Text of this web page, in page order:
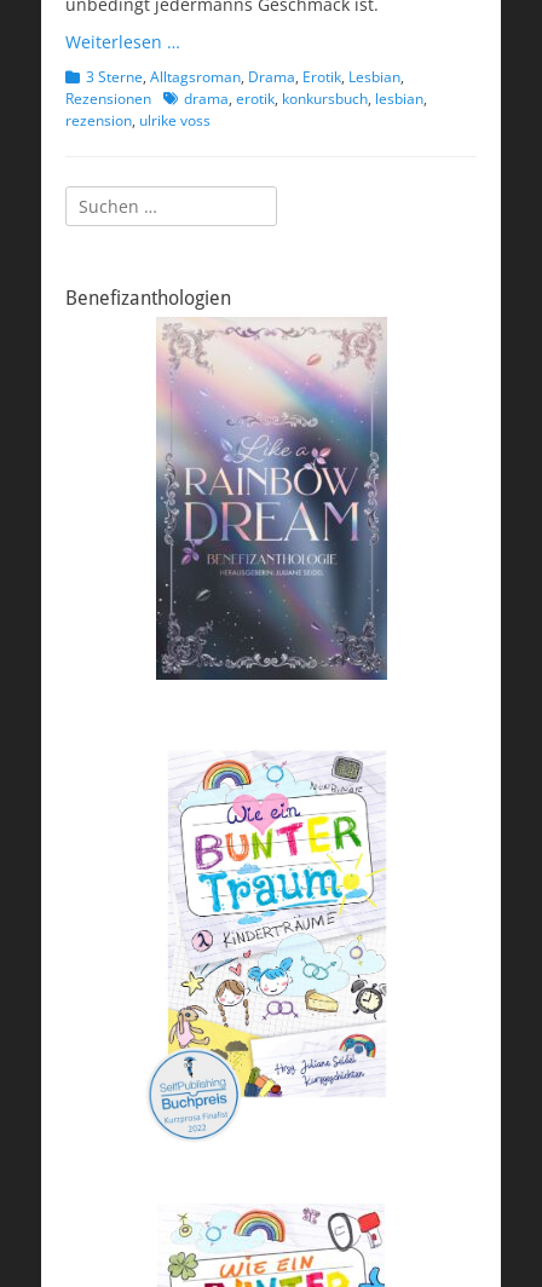
Weiterlesen …
Kategorien
3 Sterne, Alltagsroman, Drama, Erotik, Lesbian,
Rezensionen Schlagworte
drama, erotik, konkursbuch, lesbian,
rezension, ulrike voss
Suchen
nach:
Benefizanthologien